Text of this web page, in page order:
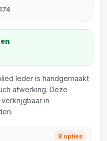
leder is handgemaakt
afwerking. Deze
in
8 opties